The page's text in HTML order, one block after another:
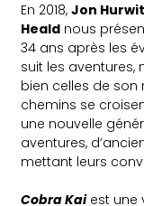
En 2018,Jon
Heald nous
34 ans après les
suit les aventures,
bien celles de son
chemins se
une nouvelle
aventures,
mettant leurs
Cobra Kaiest une